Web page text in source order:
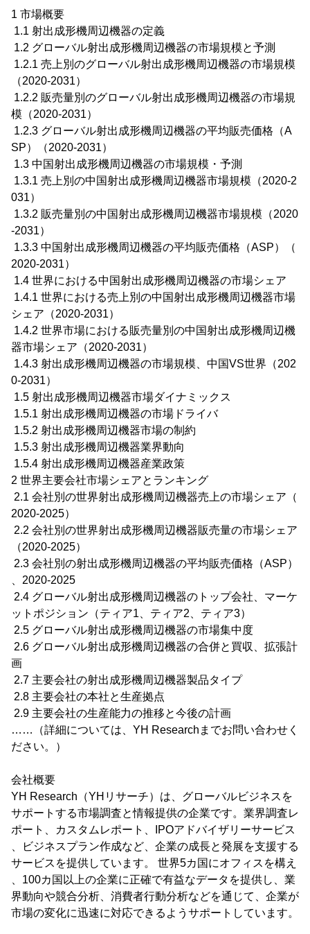
1 市場概要
1.1 射出成形機周辺機器の定義
1.2 グローバル射出成形機周辺機器の市場規模と予測
1.2.1 売上別のグローバル射出成形機周辺機器の市場規模
（2020-2031）
1.2.2 販売量別のグローバル射出成形機周辺機器の市場規
模（2020-2031）
1.2.3 グローバル射出成形機周辺機器の平均販売価格（A
SP）（2020-2031）
1.3 中国射出成形機周辺機器の市場規模・予測
1.3.1 売上別の中国射出成形機周辺機器市場規模（2020-2
031）
1.3.2 販売量別の中国射出成形機周辺機器市場規模（2020
-2031）
1.3.3 中国射出成形機周辺機器の平均販売価格（ASP）（
2020-2031）
1.4 世界における中国射出成形機周辺機器の市場シェア
1.4.1 世界における売上別の中国射出成形機周辺機器市場
シェア（2020-2031）
1.4.2 世界市場における販売量別の中国射出成形機周辺機
器市場シェア（2020-2031）
1.4.3 射出成形機周辺機器の市場規模、中国VS世界（202
0-2031）
1.5 射出成形機周辺機器市場ダイナミックス
1.5.1 射出成形機周辺機器の市場ドライバ
1.5.2 射出成形機周辺機器市場の制約
1.5.3 射出成形機周辺機器業界動向
1.5.4 射出成形機周辺機器産業政策
2 世界主要会社市場シェアとランキング
2.1 会社別の世界射出成形機周辺機器売上の市場シェア（
2020-2025）
2.2 会社別の世界射出成形機周辺機器販売量の市場シェア
（2020-2025）
2.3 会社別の射出成形機周辺機器の平均販売価格（ASP）
、2020-2025
2.4 グローバル射出成形機周辺機器のトップ会社、マーケ
ットポジション（ティア1、ティア2、ティア3）
2.5 グローバル射出成形機周辺機器の市場集中度
2.6 グローバル射出成形機周辺機器の合併と買収、拡張計
画
2.7 主要会社の射出成形機周辺機器製品タイプ
2.8 主要会社の本社と生産拠点
2.9 主要会社の生産能力の推移と今後の計画
……（詳細については、YH Researchまでお問い合わせく
ださい。）
会社概要
YH Research（YHリサーチ）は、グローバルビジネスを
サポートする市場調査と情報提供の企業です。業界調査レ
ポート、カスタムレポート、IPOアドバイザリーサービス
、ビジネスプラン作成など、企業の成長と発展を支援する
サービスを提供しています。 世界5カ国にオフィスを構え
、100カ国以上の企業に正確で有益なデータを提供し、業
界動向や競合分析、消費者行動分析などを通じて、企業が
市場の変化に迅速に対応できるようサポートしています。